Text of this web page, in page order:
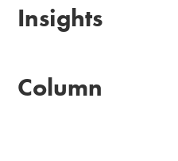
Insights
Column